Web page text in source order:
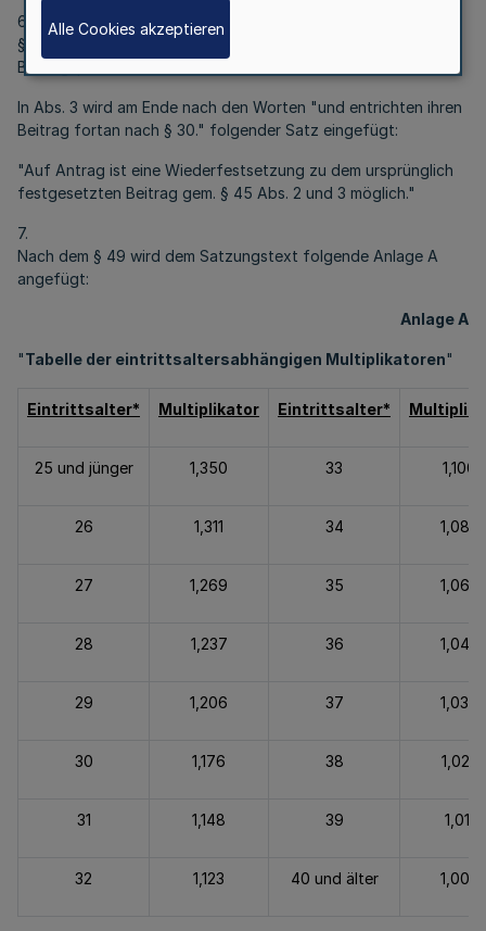
6.
§ 45 Befreiung von der Mitgliedschaft oder der
Beitragspflicht
In Abs. 3 wird am Ende nach den Worten "und entrichten ihren
Beitrag fortan nach § 30." folgender Satz eingefügt:
"Auf Antrag ist eine Wiederfestsetzung zu dem ursprünglich
festgesetzten Beitrag gem. § 45 Abs. 2 und 3 möglich."
7.
Nach dem § 49 wird dem Satzungstext folgende Anlage A
angefügt:
Anlage A
"Tabelle der eintrittsaltersabhängigen Multiplikatoren"
Eintrittsalter* Multiplikator Eintrittsalter*
25 und jünger 1,350 33 1,100
26 1,311 34 1,080
27 1,269 35 1,063
28 1,237 36 1,048
29 1,206 37 1,035
30 1,176 38 1,023
31 1,148 39 1,011
32 1,123 40 und älter 1,000
Alle Cookies akzeptieren